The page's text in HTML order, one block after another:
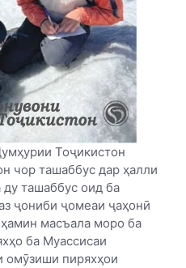
Тоҷикистон
чор ташаббус дар ҳалли
ташаббус оид ба
ҷониби ҷомеаи ҷаҳонӣ
масъала моро ба
ба Муассисаи
омӯзиши пиряхҳои